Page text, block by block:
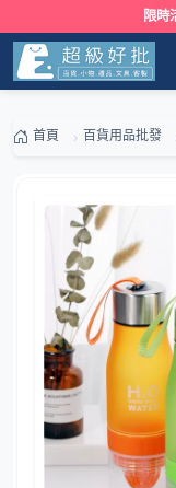
限時
首頁 百貨用品批發